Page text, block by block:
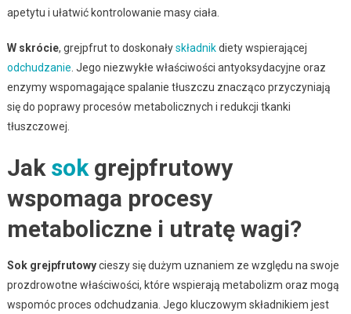
apetytu i ułatwić kontrolowanie masy ciała.
W skrócie, grejpfrut to doskonałyskładnikdiety wspierającej
odchudzanie . Jego niezwykłe właściwości antyoksydacyjne oraz
enzymy wspomagające spalanie tłuszczu znacząco przyczyniają
się do poprawy procesów metabolicznych i redukcji tkanki
tłuszczowej.
Jak sokgrejpfrutowy
wspomaga procesy
metaboliczne i utratę wagi?
Sok grejpfrutowycieszy się dużym uznaniem ze względu na swoje
prozdrowotne właściwości, które wspierają metabolizm oraz mogą
wspomóc proces odchudzania. Jego kluczowym składnikiem jest